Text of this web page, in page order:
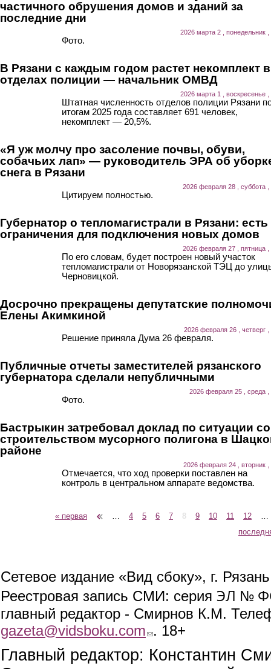
частичного обрушения домов и зданий за
последние дни
2026 марта 2 , понедельник ,
Фото.
В Рязани с каждым годом растет некомплект в
отделах полиции — начальник ОМВД
2026 марта 1 , воскресенье ,
Штатная численность отделов полиции Рязани
итогам 2025 года составляет 691 человек,
некомплект — 20,5%.
«Я уж молчу про засоление почвы, обуви,
собачьих лап» — руководитель ЭРА об
снега в Рязани
2026 февраля 28 , суббота ,
Цитируем полностью.
Губернатор о тепломагистрали в Рязани: есть
ограничения для подключения новых домов
2026 февраля 27 , пятница ,
По его словам, будет построен новый участок
тепломагистрали от Новорязанской ТЭЦ до
Черновицкой.
Досрочно прекращены депутатские
Елены Акимкиной
2026 февраля 26 , четверг ,
Решение приняла Дума 26 февраля.
Публичные отчеты заместителей рязанского
губернатора сделали непубличными
2026 февраля 25 , среда ,
Фото.
Бастрыкин затребовал доклад по ситуации со
строительством мусорного полигона в
районе
2026 февраля 24 , вторник ,
Отмечается, что ход проверки поставлен на
контроль в центральном аппарате ведомства.
« первая 4 5 6 7 8 9 10 11 12
Сетевое издание «Вид сбоку», г.
Реестровая запись СМИ: серия ЭЛ №
главный редактор - Смирнов К.М.
gazeta@vidsboku.com (link sends e-mail)
. 18+
Главный редактор: Константин